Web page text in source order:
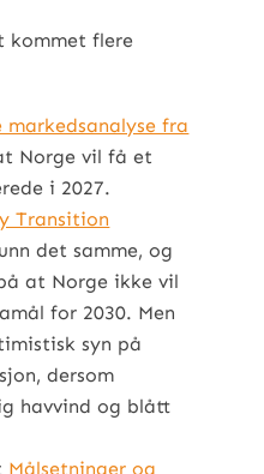
kommet flere
fra
Norge vil få et
i 2027.
Transition
det samme, og
at Norge ikke vil
for 2030. Men
syn på
dersom
havvind og blått
Målsetninger og